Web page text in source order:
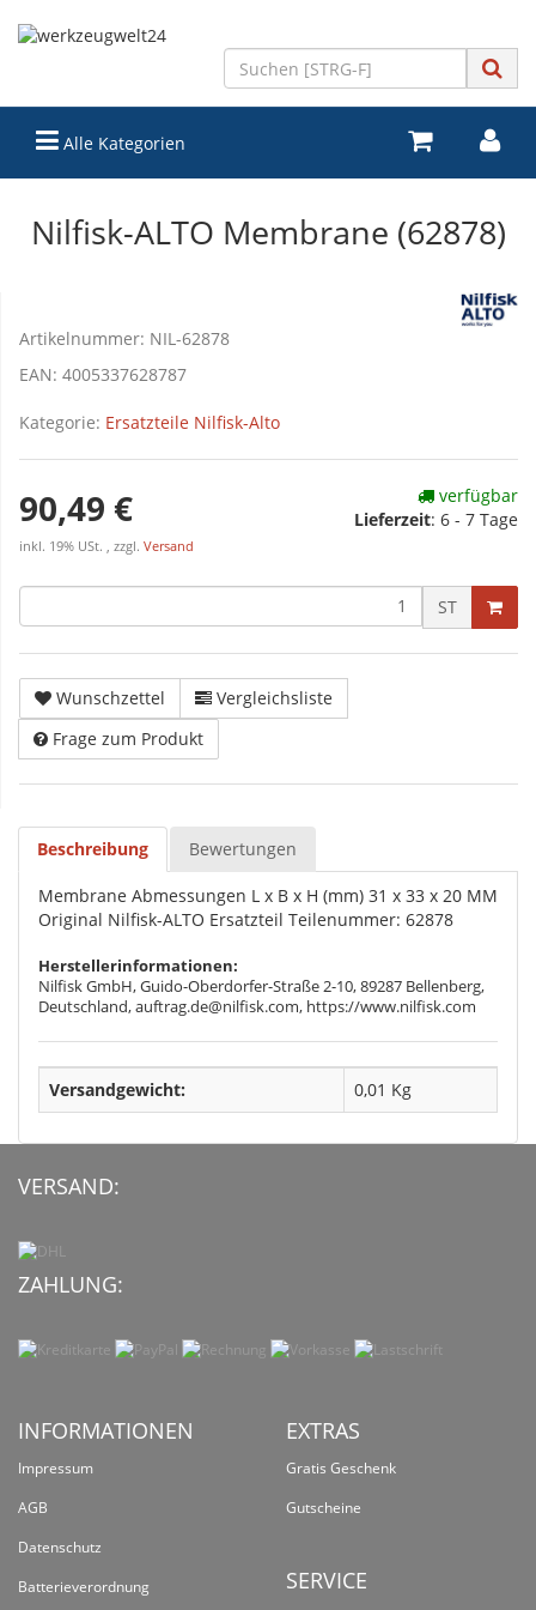
Alle Kategorien
Nilfisk-ALTO Membrane (62878)
Artikelnummer: NIL-62878
EAN: 4005337628787
Kategorie: Ersatzteile Nilfisk-Alto
90,49 €
inkl. 19% USt. , zzgl. Versand
verfügbar
Lieferzeit: 6 - 7 Tage
ST
Wunschzettel
Vergleichsliste
Frage zum Produkt
Beschreibung Bewertungen
Membrane Abmessungen L x B x H (mm) 31 x 33 x 20 MM
Original Nilfisk-ALTO Ersatzteil Teilenummer: 62878
Herstellerinformationen:
Nilfisk GmbH, Guido-Oberdorfer-Straße 2-10, 89287 Bellenberg,
Deutschland, auftrag.de@nilfisk.com, https://www.nilfisk.com
Versandgewicht: 0,01 Kg
VERSAND:
ZAHLUNG:
INFORMATIONEN
Impressum
AGB
Datenschutz
Batterieverordnung
EXTRAS
Gratis Geschenk
Gutscheine
SERVICE